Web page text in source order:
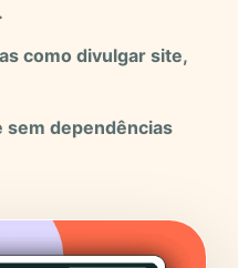
como divulgar site,
sem dependências